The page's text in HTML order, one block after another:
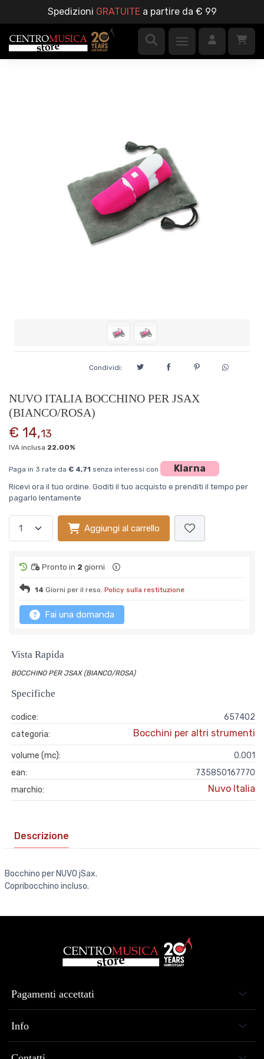
Spedizioni GRATUITEa partire da € 99
Condividi:
NUVO ITALIA BOCCHINO PER JSAX
(BIANCO/ROSA)
€ 14,13
IVA inclusa 22.00%
Paga in 3 rate da € 4,71 senza interessi con Klarna
Ricevi ora il tuo ordine. Goditi il tuo acquisto e prenditi il tempo per
pagarlo lentamente
Aggiungi al carrello
Pronto in 2 giorni
14 Giorni per il reso. Policy sulla restituzione
Fai una domanda
Vista Rapida
BOCCHINO PER JSAX (BIANCO/ROSA)
Specifiche
codice:
657402
categoria:
Bocchini per altri strumenti
volume (mc):
0.001
ean:
735850167770
marchio:
Nuvo Italia
Descrizione
Bocchino per NUVO jSax.
Copribocchino incluso.
Pagamenti accettati
Info